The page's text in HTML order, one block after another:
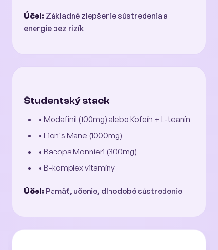
Účel: Základné zlepšenie sústredenia a
energie bez rizík
Študentský stack
• Modafinil (100mg) alebo Kofeín + L-teanín
• Lion's Mane (1000mg)
• Bacopa Monnieri (300mg)
• B-komplex vitamíny
Účel: Pamäť, učenie, dlhodobé sústredenie